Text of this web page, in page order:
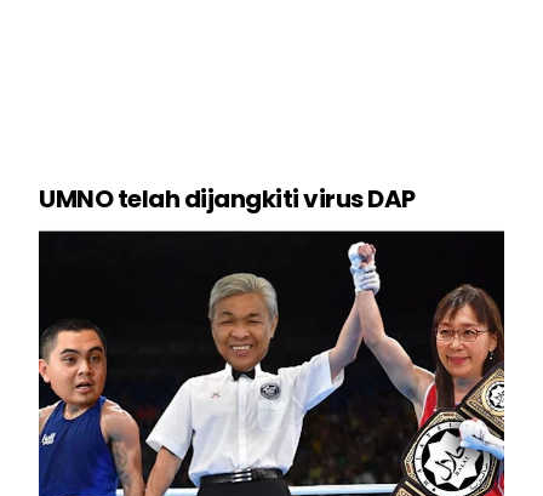
UMNO telah dijangkiti virus DAP